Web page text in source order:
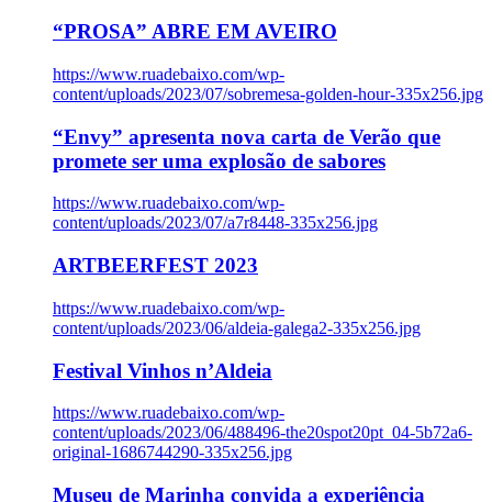
“PROSA” ABRE EM AVEIRO
https://www.ruadebaixo.com/wp-
content/uploads/2023/07/sobremesa-golden-hour-335x256.jpg
“Envy” apresenta nova carta de Verão que
promete ser uma explosão de sabores
https://www.ruadebaixo.com/wp-
content/uploads/2023/07/a7r8448-335x256.jpg
ARTBEERFEST 2023
https://www.ruadebaixo.com/wp-
content/uploads/2023/06/aldeia-galega2-335x256.jpg
Festival Vinhos n’Aldeia
https://www.ruadebaixo.com/wp-
content/uploads/2023/06/488496-the20spot20pt_04-5b72a6-
original-1686744290-335x256.jpg
Museu de Marinha convida a experiência